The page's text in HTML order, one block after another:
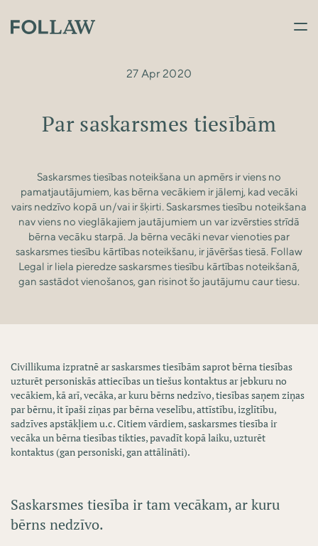
27 Apr 2020
Par saskarsmes tiesībām
Saskarsmes tiesības noteikšana un apmērs ir viens no
pamatjautājumiem, kas bērna vecākiem ir jālemj, kad vecāki
vairs nedzīvo kopā un/vai ir šķirti. Saskarsmes tiesību noteikšana
nav viens no vieglākajiem jautājumiem un var izvērsties strīdā
bērna vecāku starpā. Ja bērna vecāki nevar vienoties par
saskarsmes tiesību kārtības noteikšanu, ir jāvēršas tiesā. Follaw
Legal ir liela pieredze saskarsmes tiesību kārtības noteikšanā,
gan sastādot vienošanos, gan risinot šo jautājumu caur tiesu.
Civillikuma izpratnē ar saskarsmes tiesībām saprot bērna tiesības
uzturēt personiskās attiecības un tiešus kontaktus ar jebkuru no
vecākiem, kā arī, vecāka, ar kuru bērns nedzīvo, tiesības saņem ziņas
par bērnu, it īpaši ziņas par bērna veselību, attīstību, izglītību,
sadzīves apstākļiem u.c. Citiem vārdiem, saskarsmes tiesība ir
vecāka un bērna tiesības tikties, pavadīt kopā laiku, uzturēt
kontaktus (gan personiski, gan attālināti).
Saskarsmes tiesība ir tam vecākam, ar kuru
bērns nedzīvo.